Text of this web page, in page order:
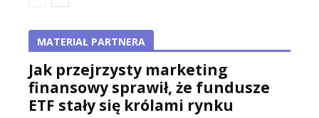
MATERIAŁ PARTNERA
Jak przejrzysty marketing
finansowy sprawił, że fundusze
ETF stały się królami rynku